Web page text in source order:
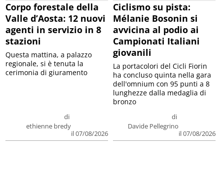
Corpo forestale della
Valle d’Aosta: 12 nuovi
agenti in servizio in 8
stazioni
di
ethienne bredy
il 07/08/2026
Questa mattina, a palazzo
regionale, si è tenuta la
cerimonia di giuramento
Ciclismo su pista:
Mélanie Bosonin si
avvicina al podio ai
Campionati Italiani
giovanili
di
Davide Pellegrino
il 07/08/2026
La portacolori del Cicli Fiorin
ha concluso quinta nella gara
dell'omnium con 95 punti a 8
lunghezze dalla medaglia di
bronzo